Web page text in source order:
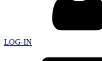
LOG-IN